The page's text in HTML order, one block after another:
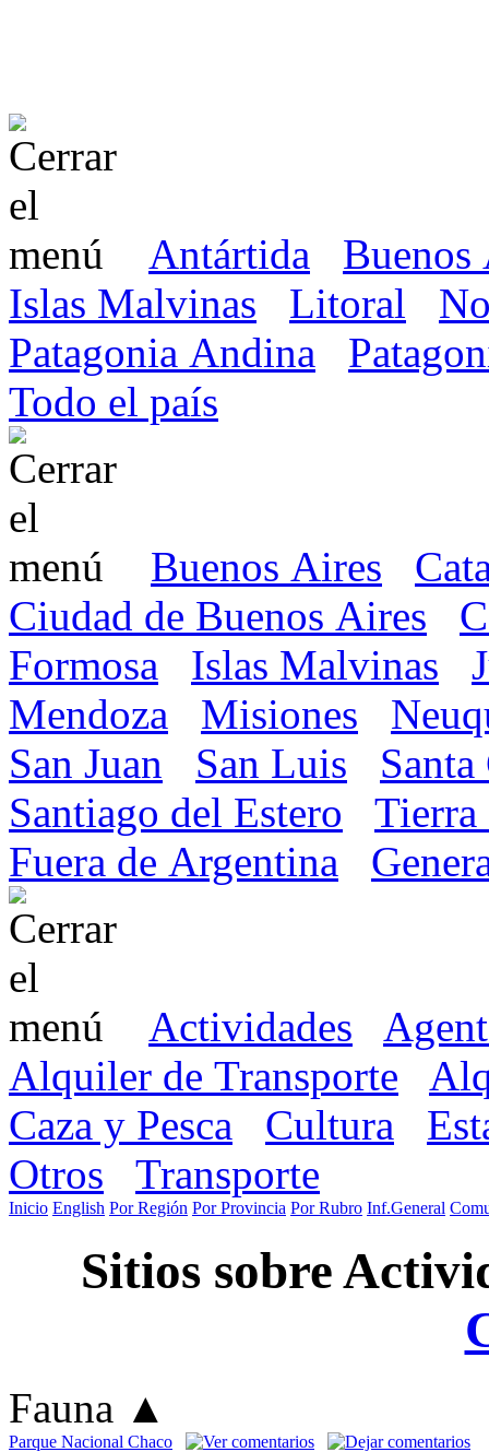
Antártida
Buenos
Islas Malvinas
Litoral
Patagonia Andina
Todo el país
Buenos Aires
Ciudad de Buenos Aires
Formosa
Islas Malvinas
Mendoza
Misiones
San Juan
San Luis
Santiago del Estero
Tierra
Fuera de Argentina
Actividades
Alquiler de Transporte
Caza y Pesca
Cultura
Otros
Transporte
Inicio English Por Región Por Provincia Por Rubro Inf.General
Sitios sobre
Fauna ▲
Parque Nacional Chaco